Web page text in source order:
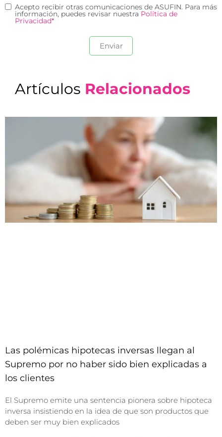
Acepto recibir otras comunicaciones de ASUFIN. Para más
información, puedes revisar nuestra Política de
Privacidad*
Artículos Relacionados
Las polémicas hipotecas inversas llegan al
Supremo por no haber sido bien explicadas a
los clientes
El Supremo emite una sentencia pionera sobre hipoteca
inversa insistiendo en la idea de que son productos que
deben ser muy bien explicados